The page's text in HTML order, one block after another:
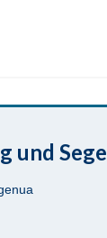
und